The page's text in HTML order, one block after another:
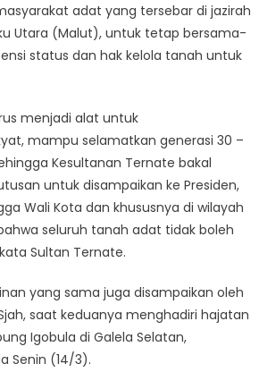
adat yang tersebar di jazirah
Utara (Malut), untuk tetap bersama-
status dan hak kelola tanah untuk
menjadi alat untuk
mampu selamatkan generasi 30 –
Kesultanan Ternate bakal
untuk disampaikan ke Presiden,
Wali Kota dan khususnya di wilayah
seluruh tanah adat tidak boleh
Sultan Ternate.
yang sama juga disampaikan oleh
saat keduanya menghadiri hajatan
Igobula di Galela Selatan,
Senin (14/3).